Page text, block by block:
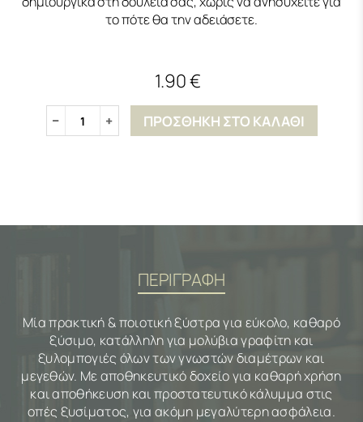
το πότε θα την αδειάσετε.
1.90 €
1 ΠΡΟΣΘΗΚΗ ΣΤΟ ΚΑΛΑΘΙ
ΠΕΡΙΓΡΑΦΗ
Μία πρακτική & ποιοτική ξύστρα για εύκολο, καθαρό
ξύσιμο, κατάλληλη για μολύβια γραφίτη και
ξυλομπογιές όλων των γνωστών διαμέτρων και
μεγεθών. Με αποθηκευτικό δοχείο για καθαρή χρήση
και αποθήκευση και προστατευτικό κάλυμμα στις
οπές ξυσίματος, για ακόμη μεγαλύτερη ασφάλεια.